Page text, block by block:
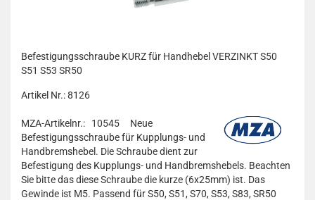
Befestigungsschraube KURZ für Handhebel VERZINKT S50
S51 S53 SR50
Artikel Nr.: 8126
MZA-Artikelnr.: 10545
Neue
Befestigungsschraube für Kupplungs- und
Handbremshebel. Die Schraube dient zur
Befestigung des Kupplungs- und Handbremshebels. Beachten
Sie bitte das diese Schraube die kurze (6x25mm) ist. Das
Gewinde ist M5. Passend für S50, S51, S70, S53, S83, SR50